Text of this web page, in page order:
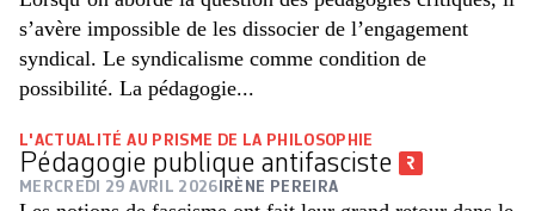
s’avère impossible de les dissocier de l’engagement
syndical. Le syndicalisme comme condition de
possibilité. La pédagogie...
L'ACTUALITÉ AU PRISME DE LA PHILOSOPHIE
Pédagogie publique antifasciste
MERCREDI 29 AVRIL 2026 IRÈNE PEREIRA